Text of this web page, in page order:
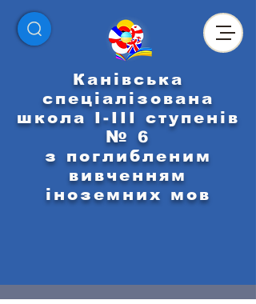
Канівська
спеціалізована
школа І-ІІІ ступенів
№ 6
з поглибленим
вивченням
іноземних мов